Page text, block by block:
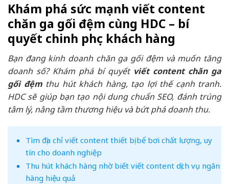
Khám phá sức mạnh viết content
chăn ga gối đệm cùng HDC – bí
quyết chinh phục khách hàng
Bạn đang kinh doanh chăn ga gối đệm và muốn tăng
doanh số? Khám phá bí quyết viết content chăn ga
gối đệmthu hút khách hàng, tạo lợi thế cạnh tranh.
HDC sẽ giúp bạn tạo nội dung chuẩn SEO, đánh trúng
tâm lý, nâng tầm thương hiệu và bứt phá doanh thu.
Tìm địa chỉ viết content thiết bị bể bơi chất lượng, uy
tín cho doanh nghiệp
Thu hút khách hàng nhờ biết viết content dịch vụ ngân
hàng hiệu quả